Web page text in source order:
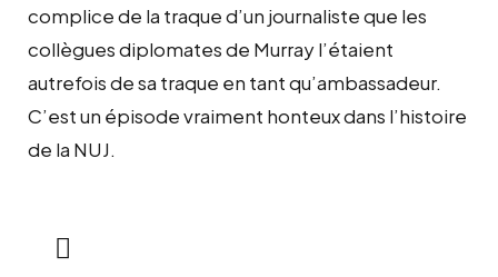
complice de la traque d’un journaliste que les
collègues diplomates de Murray l’étaient
autrefois de sa traque en tant qu’ambassadeur.
C’est un épisode vraiment honteux dans l’histoire
de la NUJ.